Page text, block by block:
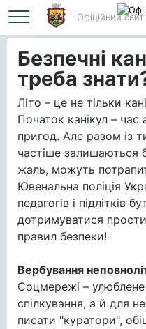
Офіційний
Головна Безпечні
Безпечні
треба
Літо – це не тільки
Початок канікул – час
пригод. Але разом із
частіше залишаються
жаль, можуть
Ювенальна поліція
педагогів і підлітків
дотримуватися
правил безпеки!
Вербування
Соцмережі –
спілкування, а й для
писати "куратори",